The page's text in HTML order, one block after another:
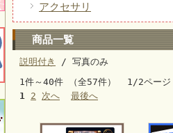
アクセサリ
商品一覧
説明付き
/ 写真のみ
1件～40件 （全57件） 1/2ページ
1 2 次へ 最後へ